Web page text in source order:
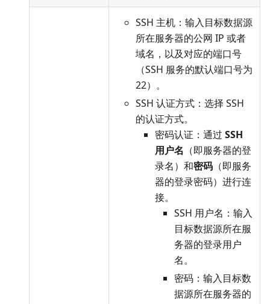
SSH 主机：输入目标数据源
所在服务器的公网 IP 或者
域名，以及对应的端口号
（SSH 服务的默认端口号为
22）。
SSH 认证方式：选择 SSH
的认证方式。
密码认证：通过 SSH
用户名 （即服务器的登
录名）和密码 （即服务
器的登录密码）进行连
接。
SSH 用户名：输入
目标数据源所在服
务器的登录用户
名。
密码：输入目标数
据源所在服务器的